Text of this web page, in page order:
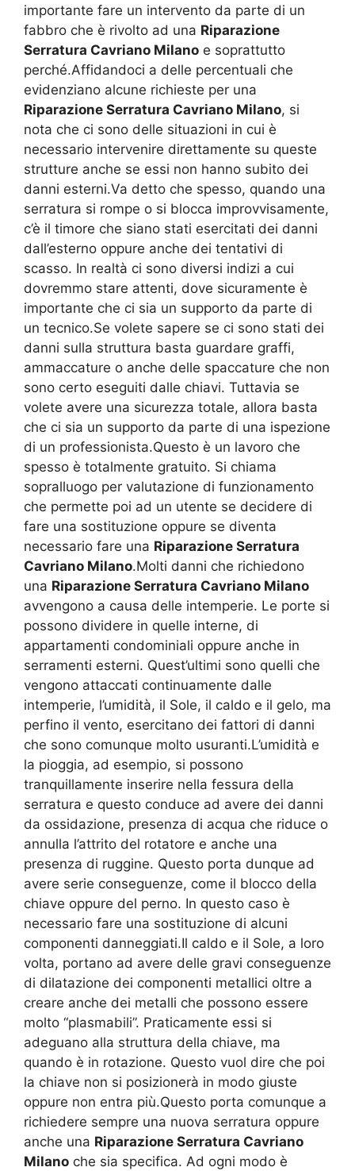
importante fare un intervento da parte di un
fabbro che è rivolto ad una Riparazione
Serratura Cavriano Milano e soprattutto
perché.Affidandoci a delle percentuali che
evidenziano alcune richieste per una
Riparazione Serratura Cavriano Milano, si
nota che ci sono delle situazioni in cui è
necessario intervenire direttamente su queste
strutture anche se essi non hanno subito dei
danni esterni.Va detto che spesso, quando una
serratura si rompe o si blocca improvvisamente,
c’è il timore che siano stati esercitati dei danni
dall’esterno oppure anche dei tentativi di
scasso. In realtà ci sono diversi indizi a cui
dovremmo stare attenti, dove sicuramente è
importante che ci sia un supporto da parte di
un tecnico.Se volete sapere se ci sono stati dei
danni sulla struttura basta guardare graffi,
ammaccature o anche delle spaccature che non
sono certo eseguiti dalle chiavi. Tuttavia se
volete avere una sicurezza totale, allora basta
che ci sia un supporto da parte di una ispezione
di un professionista.Questo è un lavoro che
spesso è totalmente gratuito. Si chiama
sopralluogo per valutazione di funzionamento
che permette poi ad un utente se decidere di
fare una sostituzione oppure se diventa
necessario fare una Riparazione Serratura
Cavriano Milano.Molti danni che richiedono
una Riparazione Serratura Cavriano Milano
avvengono a causa delle intemperie. Le porte si
possono dividere in quelle interne, di
appartamenti condominiali oppure anche in
serramenti esterni. Quest’ultimi sono quelli che
vengono attaccati continuamente dalle
intemperie, l’umidità, il Sole, il caldo e il gelo, ma
perfino il vento, esercitano dei fattori di danni
che sono comunque molto usuranti.L’umidità e
la pioggia, ad esempio, si possono
tranquillamente inserire nella fessura della
serratura e questo conduce ad avere dei danni
da ossidazione, presenza di acqua che riduce o
annulla l’attrito del rotatore e anche una
presenza di ruggine. Questo porta dunque ad
avere serie conseguenze, come il blocco della
chiave oppure del perno. In questo caso è
necessario fare una sostituzione di alcuni
componenti danneggiati.Il caldo e il Sole, a loro
volta, portano ad avere delle gravi conseguenze
di dilatazione dei componenti metallici oltre a
creare anche dei metalli che possono essere
molto “plasmabili”. Praticamente essi si
adeguano alla struttura della chiave, ma
quando è in rotazione. Questo vuol dire che poi
la chiave non si posizionerà in modo giuste
oppure non entra più.Questo porta comunque a
richiedere sempre una nuova serratura oppure
anche una Riparazione Serratura Cavriano
Milano che sia specifica. Ad ogni modo è